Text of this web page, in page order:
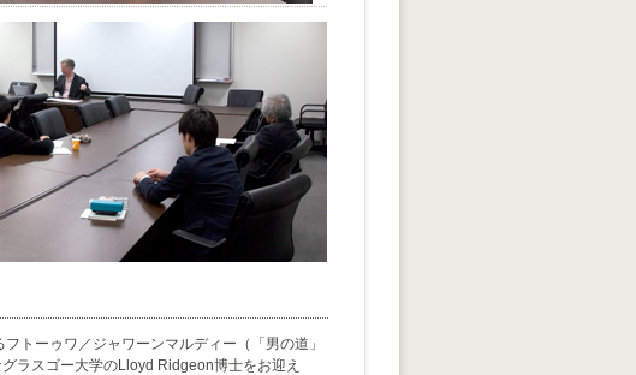
トーゥワ／ジャワーンマルディー（「男の道」
ラスゴー大学のLloyd Ridgeon博士をお迎え